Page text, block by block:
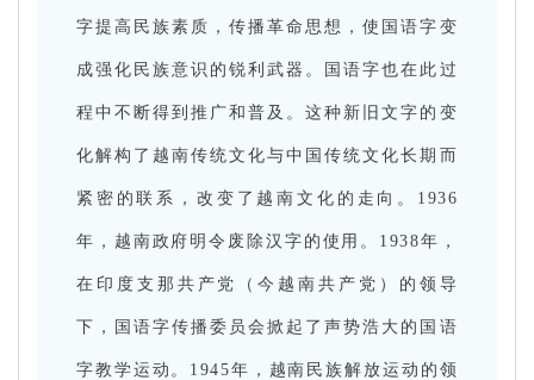
字提高民族素质，传播革命思想，使国语字变
成强化民族意识的锐利武器。 国语字也在此过
程中不断得到推广和普及。这种新旧文字的变
化解构了越南传统文化与中国传统文化长期而
紧密的联系，改变了越南文化的走向。 1936
年，越南政府明令废除汉字的使用。 1938年，
在印度支那共产党（今越南共产党）的领导
下，国语字传播委员会掀起了声势浩大的国语
字教学运动。 1945年，越南民族解放运动的领